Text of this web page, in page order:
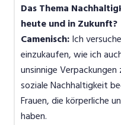
Das Thema
heute und in Zukunft?
Camenisch:Ich
einzukaufen, wie ich
unsinnige
soziale Nachhaltigkeit
Frauen, die körperliche
haben.